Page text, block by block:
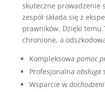
skuteczne prowadzenie
zespół składa się z
prawników. Dzięki temu
chronione, a
Kompleksowa pomoc
Profesjonalna obsługa
Wsparcie w